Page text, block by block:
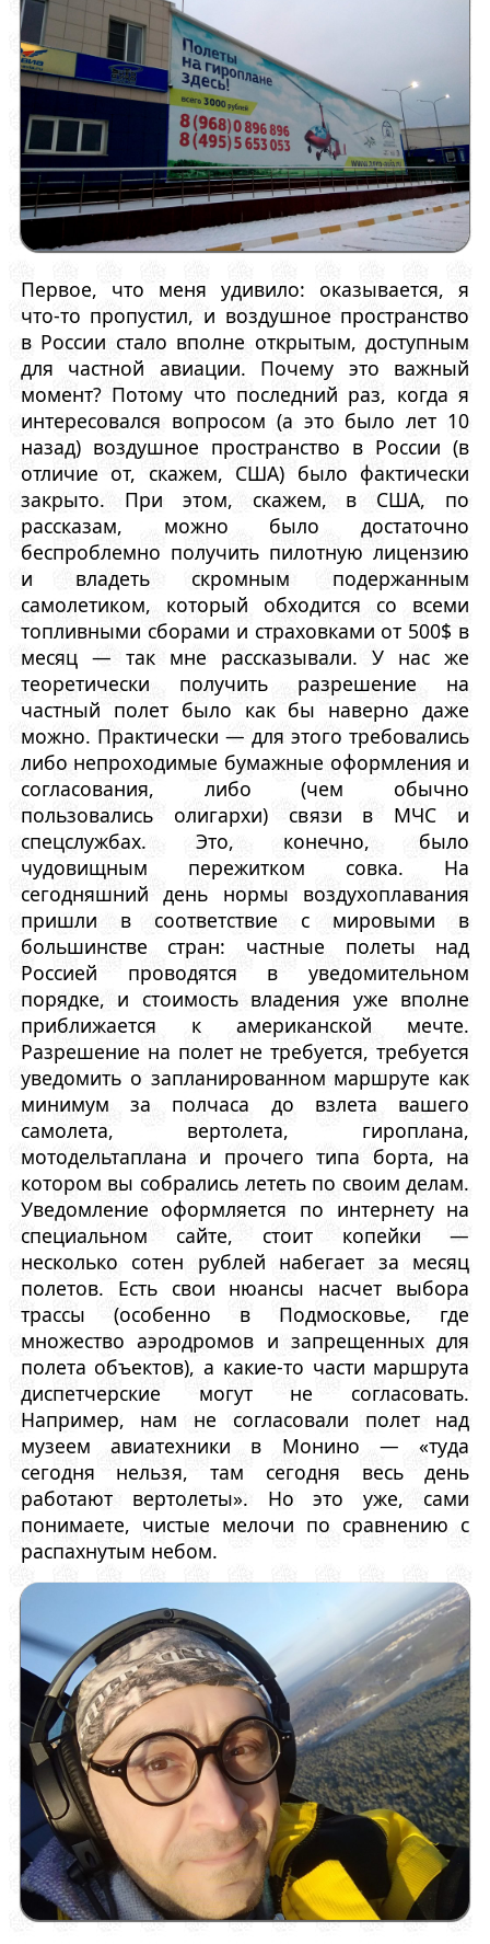
Первое, что меня удивило: оказывается, я
что-то пропустил, и воздушное пространство
в России стало вполне открытым, доступным
для частной авиации. Почему это важный
момент? Потому что последний раз, когда я
интересовался вопросом (а это было лет 10
назад) воздушное пространство в России (в
отличие от, скажем, США) было фактически
закрыто. При этом, скажем, в США, по
рассказам, можно было достаточно
беспроблемно получить пилотную лицензию
и владеть скромным подержанным
самолетиком, который обходится со всеми
топливными сборами и страховками от 500$ в
месяц — так мне рассказывали. У нас же
теоретически получить разрешение на
частный полет было как бы наверно даже
можно. Практически — для этого требовались
либо непроходимые бумажные оформления и
согласования, либо (чем обычно
пользовались олигархи) связи в МЧС и
спецслужбах. Это, конечно, было
чудовищным пережитком совка. На
сегодняшний день нормы воздухоплавания
пришли в соответствие с мировыми в
большинстве стран: частные полеты над
Россией проводятся в уведомительном
порядке, и стоимость владения уже вполне
приближается к американской мечте.
Разрешение на полет не требуется, требуется
уведомить о запланированном маршруте как
минимум за полчаса до взлета вашего
самолета, вертолета, гироплана,
мотодельтаплана и прочего типа борта, на
котором вы собрались лететь по своим делам.
Уведомление оформляется по интернету на
специальном сайте, стоит копейки —
несколько сотен рублей набегает за месяц
полетов. Есть свои нюансы насчет выбора
трассы (особенно в Подмосковье, где
множество аэродромов и запрещенных для
полета объектов), а какие-то части маршрута
диспетчерские могут не согласовать.
Например, нам не согласовали полет над
музеем авиатехники в Монино — «туда
сегодня нельзя, там сегодня весь день
работают вертолеты». Но это уже, сами
понимаете, чистые мелочи по сравнению с
распахнутым небом.